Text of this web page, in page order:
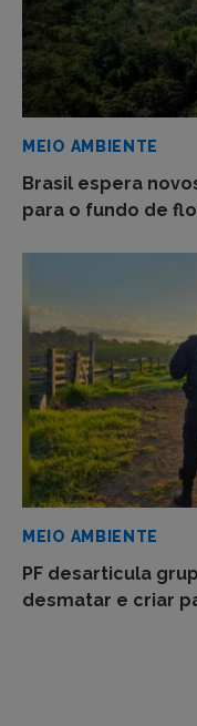
MEIO AMBIENTE
Brasil espera
para o fundo de
MEIO AMBIENTE
PF desarticula
desmatar e criar